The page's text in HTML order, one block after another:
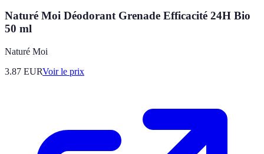
Naturé Moi Déodorant Grenade Efficacité 24H Bio
50 ml
Naturé Moi
3.87 EURVoir le prix